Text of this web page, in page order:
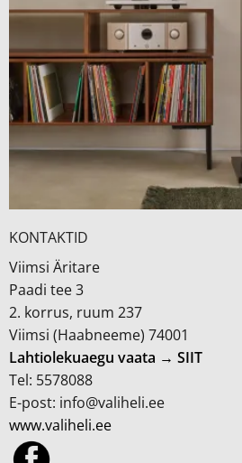
KONTAKTID
Viimsi Äritare
Paadi tee 3
2. korrus, ruum 237
Viimsi (Haabneeme) 74001
Lahtiolekuaegu vaata → SIIT
Tel: 5578088
E-post: info@valiheli.ee
www.valiheli.ee